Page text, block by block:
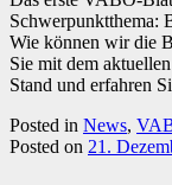
Schwerpunktthema:
Wie können wir die
Sie mit dem
Stand und erfahren
Posted in News,
Posted on 21.